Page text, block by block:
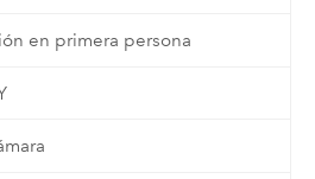
en primera persona